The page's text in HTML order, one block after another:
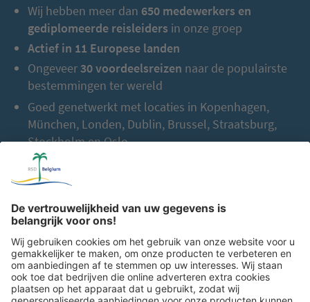
Wij hebben meer dan 650 medewerkers en
gediplomeerde reisleiders in onze groep
Actief in 11 Europese landen
Ongeveer 30 voordeelsreizen naar de populairste
bestemmingen ter wereld
Goed genetwerkt met locaties in Kopenhagen,
München, Londen, Dublin, Brussel, Straatsburg,
Stockholm en Oslo
Meer dan
Europa